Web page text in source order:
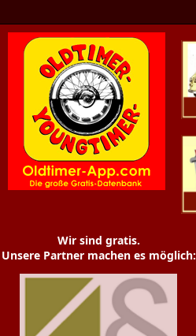
Wir sind gratis.
Unsere Partner machen es möglich: